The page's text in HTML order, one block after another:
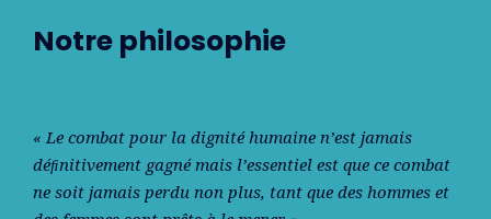
Notre philosophie
« Le combat pour la dignité humaine n’est jamais
déﬁnitivement gagné mais l’essentiel est que ce combat
ne soit jamais perdu non plus, tant que des hommes et